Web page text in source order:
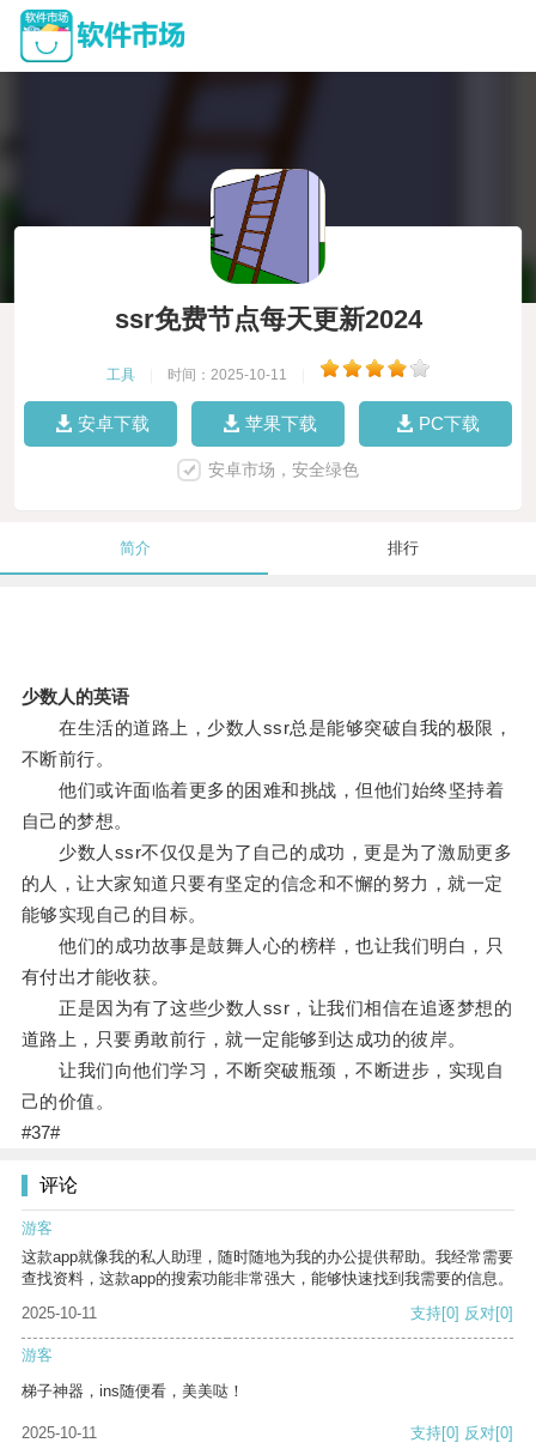
ssr免费节点每天更新2024
工具 时间：2025-10-11
安卓下载 苹果下载 PC下载
安卓市场，安全绿色
简介 排行
少数人的英语
在生活的道路上，少数人ssr总是能够突破自我的极限，
不断前行。
他们或许面临着更多的困难和挑战，但他们始终坚持着
自己的梦想。
少数人ssr不仅仅是为了自己的成功，更是为了激励更多
的人，让大家知道只要有坚定的信念和不懈的努力，就一定
能够实现自己的目标。
他们的成功故事是鼓舞人心的榜样，也让我们明白，只
有付出才能收获。
正是因为有了这些少数人ssr，让我们相信在追逐梦想的
道路上，只要勇敢前行，就一定能够到达成功的彼岸。
让我们向他们学习，不断突破瓶颈，不断进步，实现自
己的价值。
#37#
评论
游客
这款app就像我的私人助理，随时随地为我的办公提供帮助。我经常需要
查找资料，这款app的搜索功能非常强大，能够快速找到我需要的信息。
2025-10-11
支持[0] 反对[0]
游客
梯子神器，ins随便看，美美哒！
2025-10-11 支持[0] 反对[0]